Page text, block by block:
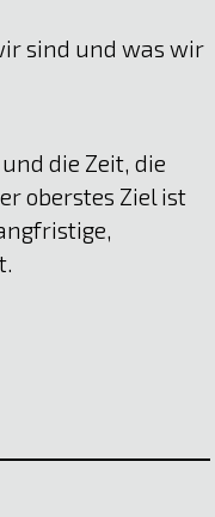
sind und was wir
die Zeit, die
oberstes Ziel ist